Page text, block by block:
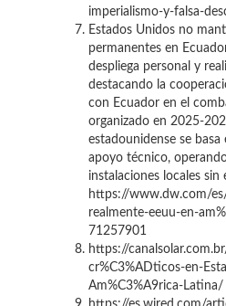
imperialismo-y-falsa-
Estados Unidos no
permanentes en
despliega personal y
destacando la
con Ecuador en el
organizado en 2025-
estadounidense se
apoyo técnico,
instalaciones locales sin
https://www.dw.com/
realmente-eeuu-en-
71257901
https://
cr%C3%ADticos-en-
Am%C3%A9rica-Latina/